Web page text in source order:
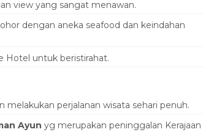
view yang sangat menawan.
dengan aneka seafood dan keindahan
Hotel untuk beristirahat.
perjalanan wisata sehari penuh.
Ayun yg merupakan peninggalan Kerajaan